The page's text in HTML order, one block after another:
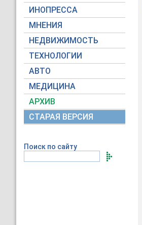
ИНОПРЕССА
МНЕНИЯ
НЕДВИЖИМОСТЬ
ТЕХНОЛОГИИ
АВТО
МЕДИЦИНА
АРХИВ
СТАРАЯ ВЕРСИЯ
Поиск по сайту